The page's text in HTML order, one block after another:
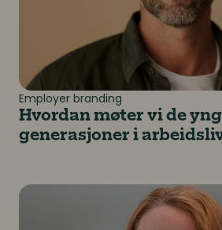
Employer branding
Hvordan møter vi de
generasjoner i
Vær tro mot visjonen i kampen